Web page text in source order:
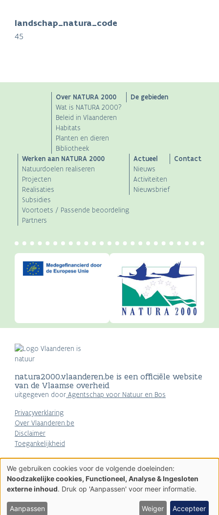
landschap_natura_code
45
navigation
Over NATURA 2000
Wat is NATURA 2000?
Beleid in Vlaanderen
Habitats
Planten en dieren
Bibliotheek
De gebieden
Werken aan NATURA 2000
Natuurdoelen realiseren
Projecten
Realisaties
Subsidies
Voortoets / Passende beoordeling
Partners
Actueel
Nieuws
Activiteiten
Nieuwsbrief
Contact
natura2000.vlaanderen.be is een officiële website
van de Vlaamse overheid
uitgegeven door Agentschap voor Natuur en Bos
Privacyverklaring
Over Vlaanderen.be
Disclaimer
Toegankelijkheid
AGENTSCHAP
NATUUR & BOS
Gebruik
van
persoonsgegevens
cookies
We gebruiken cookies voor de volgende doeleinden:
Noodzakelijke cookies, Functioneel, Analyse & Ingesloten
externe inhoud. Druk op 'Aanpassen' voor meer informatie.
Aanpassen Weiger Accepteer